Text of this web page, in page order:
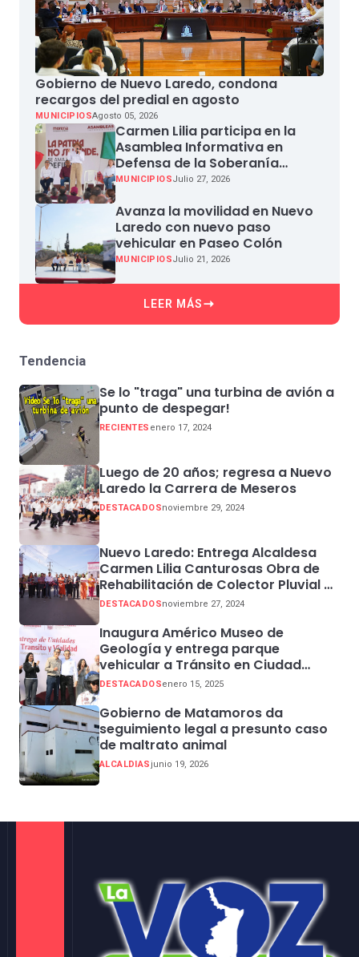
Gobierno de Nuevo Laredo, condona
recargos del predial en agosto
MUNICIPIOSAgosto 05, 2026
Carmen Lilia participa en la
Asamblea Informativa en
Defensa de la Soberanía
Nacional en Miguel Aleman
MUNICIPIOSJulio 27, 2026
Avanza la movilidad en Nuevo
Laredo con nuevo paso
vehicular en Paseo Colón
MUNICIPIOSJulio 21, 2026
LEER MÁS
Tendencia
Se lo "traga" una turbina de avión a
punto de despegar!
RECIENTES enero 17, 2024
Luego de 20 años; regresa a Nuevo
Laredo la Carrera de Meseros
DESTACADOSnoviembre 29, 2024
Nuevo Laredo: Entrega Alcaldesa
Carmen Lilia Canturosas Obra de
Rehabilitación de Colector Pluvial en
Sector Centro
DESTACADOSnoviembre 27, 2024
Inaugura Américo Museo de
Geología y entrega parque
vehicular a Tránsito en Ciudad
Madero
DESTACADOSenero 15, 2025
Gobierno de Matamoros da
seguimiento legal a presunto caso
de maltrato animal
ALCALDIASjunio 19, 2026